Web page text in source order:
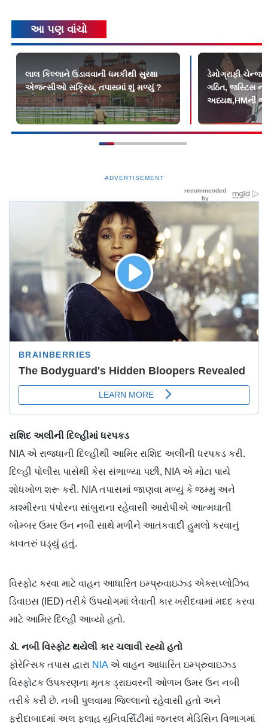
આ પણ વાંચો
લાલ કિલ્લાને ઉડાવવાની ધમકીથી સુરક્ષા
એજન્સીઓ સક્રિય, તપાસમાં શું મળ્યું ?
ડેમોગ્રાફી ચેન્જ
ગઠિત, જસ્ટિસ
અધ્યક્ષ,HMની
ADVERTISEMENT
રાશિદ અલીની દિલ્હીમાં ધરપકડ
NIA એ રાજધાની દિલ્હીથી આમિર રાશિદ અલીની ધરપકડ કરી.
દિલ્હી પોલીસ પાસેથી કેસ સંભાળ્યા પછી, NIA એ મોટા પાયે
શોધખોળ શરૂ કરી. NIA તપાસમાં જાણવા મળ્યું કે જમ્મુ અને
કાશ્મીરના પંપોરના સાંબુરાના રહેવાસી આરોપીએ આત્મઘાતી
બોમ્બર ઉમર ઉન નબી સાથે મળીને આતંકવાદી હુમલો કરવાનું
કાવતરું ઘડ્યું હતું.
વિસ્ફોટ કરવા માટે વાહન આધારિત ઇમ્પ્રુવાઇઝ્ડ એક્સપ્લોઝિવ
ડિવાઇસ (IED) તરીકે ઉપયોગમાં લેવાતી કાર ખરીદવામાં મદદ કરવા
માટે આમિર દિલ્હી આવ્યો હતો.
ડૉ. નબી વિસ્ફોટ થયેલી કાર ચલાવી રહ્યો હતો
ફોરેન્સિક તપાસ દ્વારા NIAએ વાહન આધારિત ઇમ્પ્રુવાઇઝ્ડ
વિસ્ફોટક ઉપકરણના મૃતક ડ્રાઇવરની ઓળખ ઉમર ઉન નબી
તરીકે કરી છે. નબી પુલવામા જિલ્લાનો રહેવાસી હતો અને
ફરીદાબાદમાં અલ ફલાહ યુનિવર્સિટીમાં જનરલ મેડિસિન વિભાગમાં